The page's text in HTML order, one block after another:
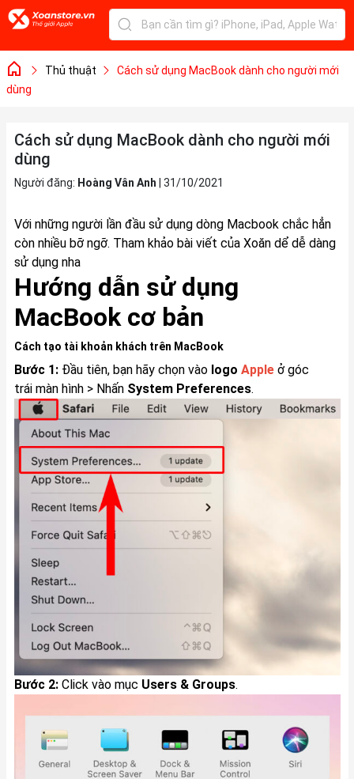
Thủ thuật
Cách sử dụng MacBook dành cho người mới
dùng
Cách sử dụng MacBook dành cho người mới
dùng
Người đăng: Hoàng Vân Anh 31/10/2021
Với những người lần đầu sử dụng dòng Macbook chắc hẳn
còn nhiều bỡ ngỡ. Tham khảo bài viết của Xoăn dể dễ dàng
sử dụng nha
Hướng dẫn sử dụng
MacBook cơ bản
Cách tạo tài khoản khách trên MacBook
Bước 1:Đầu tiên, bạn hãy chọn vào logo Appleở góc
trái màn hình > Nhấn System Preferences.
Bước 2:Click vào mục Users & Groups.